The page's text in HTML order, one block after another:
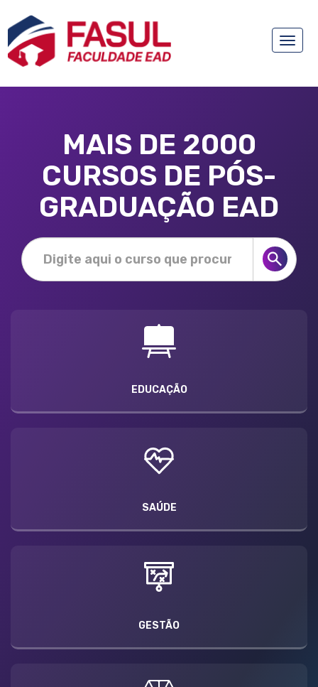
Toggle
MAIS DE 2000
CURSOS DE PÓS-
GRADUAÇÃO EAD
EDUCAÇÃO
SAÚDE
GESTÃO